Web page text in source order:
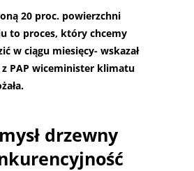
20 proc. powierzchni
to proces, który chcemy
w ciągu miesięcy- wskazał
PAP wiceminister klimatu
drzewny